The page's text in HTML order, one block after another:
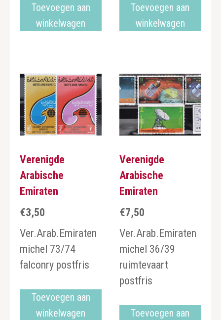
Toevoegen aan
winkelwagen
Toevoegen aan
winkelwagen
Verenigde
Arabische
Emiraten
€3,50
Ver.Arab.Emiraten
michel 73/74
falconry postfris
Toevoegen aan
winkelwagen
Verenigde
Arabische
Emiraten
€7,50
Ver.Arab.Emiraten
michel 36/39
ruimtevaart
postfris
Toevoegen aan